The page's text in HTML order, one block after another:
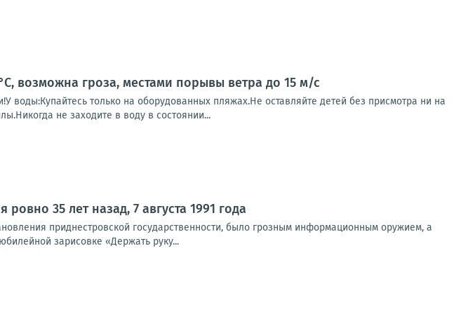
возможна гроза, местами порывы ветра до 15 м/с
воды:Купайтесь только на оборудованных пляжах.Не оставляйте детей без присмотра ни на
не заходите в воду в состоянии...
35 лет назад, 7 августа 1991 года
приднестровской государственности, было грозным информационным оружием, а
зарисовке «Держать руку...